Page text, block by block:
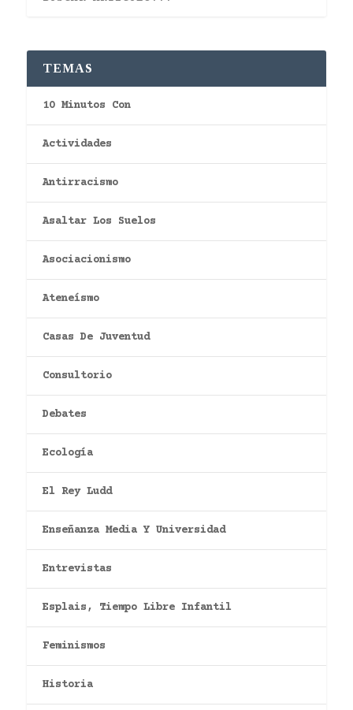
TEMAS
10 Minutos Con
Actividades
Antirracismo
Asaltar Los Suelos
Asociacionismo
Ateneísmo
Casas De Juventud
Consultorio
Debates
Ecología
El Rey Ludd
Enseñanza Media Y Universidad
Entrevistas
Esplais, Tiempo Libre Infantil
Feminismos
Historia